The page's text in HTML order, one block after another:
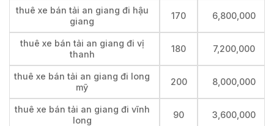
thuê xe bán tải an giang đi hậu
giang
170 6,800,000
thuê xe bán tải an giang đi vị
thanh
180 7,200,000
thuê xe bán tải an giang đi long
mỹ
200 8,000,000
thuê xe bán tải an giang đi vĩnh
long
90 3,600,000